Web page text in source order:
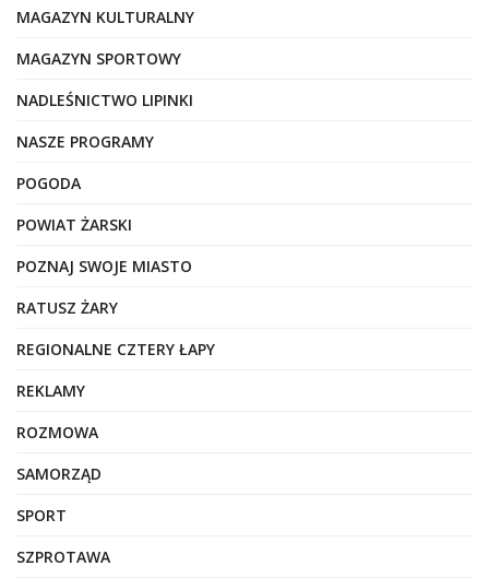
MAGAZYN KULTURALNY
MAGAZYN SPORTOWY
NADLEŚNICTWO LIPINKI
NASZE PROGRAMY
POGODA
POWIAT ŻARSKI
POZNAJ SWOJE MIASTO
RATUSZ ŻARY
REGIONALNE CZTERY ŁAPY
REKLAMY
ROZMOWA
SAMORZĄD
SPORT
SZPROTAWA